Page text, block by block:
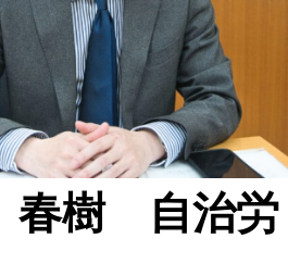
樹 自治労